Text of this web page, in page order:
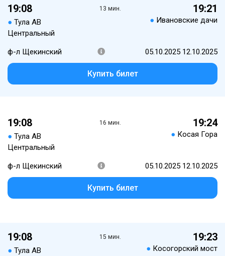
19:08
● Тула АВ
Центральный
13 мин. 19:21
● Ивановские дачи
ф-л Щекинский 05.10.2025 12.10.2025
Купить билет
19:08
● Тула АВ
Центральный
16 мин. 19:24
● Косая Гора
ф-л Щекинский 05.10.2025 12.10.2025
Купить билет
19:08
● Тула АВ
15 мин. 19:23
● Косогорский мост